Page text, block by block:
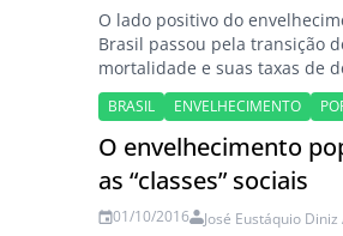
O lado positivo do
Brasil passou pela transição
mortalidade e suas taxas de
esperança de vida e passam
ativa. É bom para o país que
investimento…
BRASIL ENVELHECIMENTO
O envelhecimento
as “classes” sociais
01/10/2016 José Eustáquio Diniz